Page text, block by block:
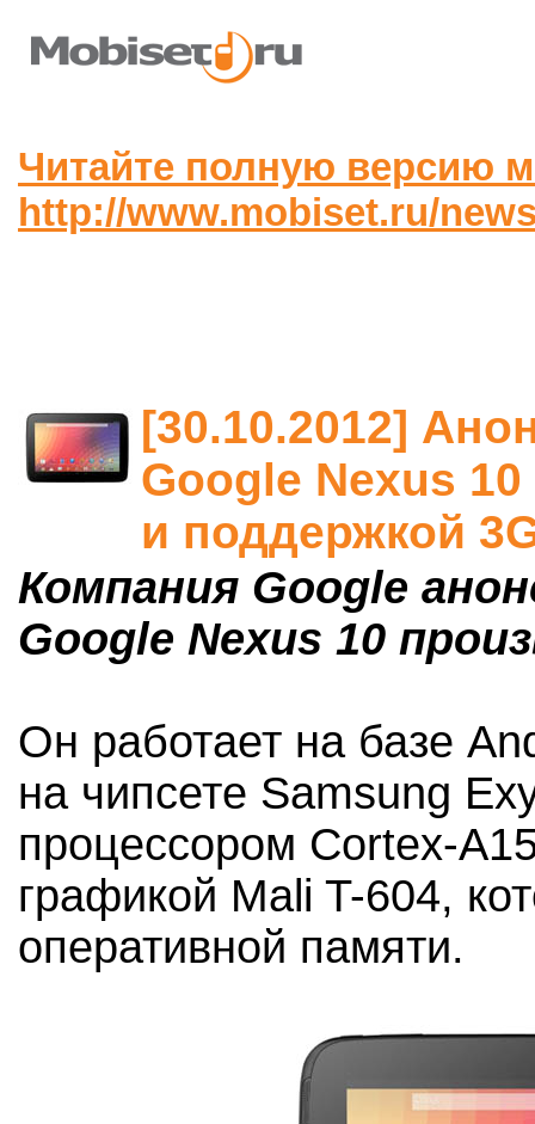
Читайте полную версию
http://www.mobiset.ru/
[30.10.2012]
Google Nexus
и поддержкой
Компания Google
Google Nexus 10
Он работает на базе
на чипсете Samsung
процессором Cortex-
графикой Mali T-604,
оперативной памяти.